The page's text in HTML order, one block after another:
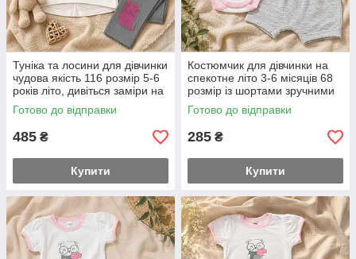
Туніка та лосини для дівчинки
чудова якість 116 розмір 5-6
років літо, дивіться заміри на
додаткових фото
Готово до відправки
485 ₴
Купити
Костюмчик для дівчинки на
спекотне літо 3-6 місяців 68
розмір із шортами зручними
під памперс
Готово до відправки
285 ₴
Купити